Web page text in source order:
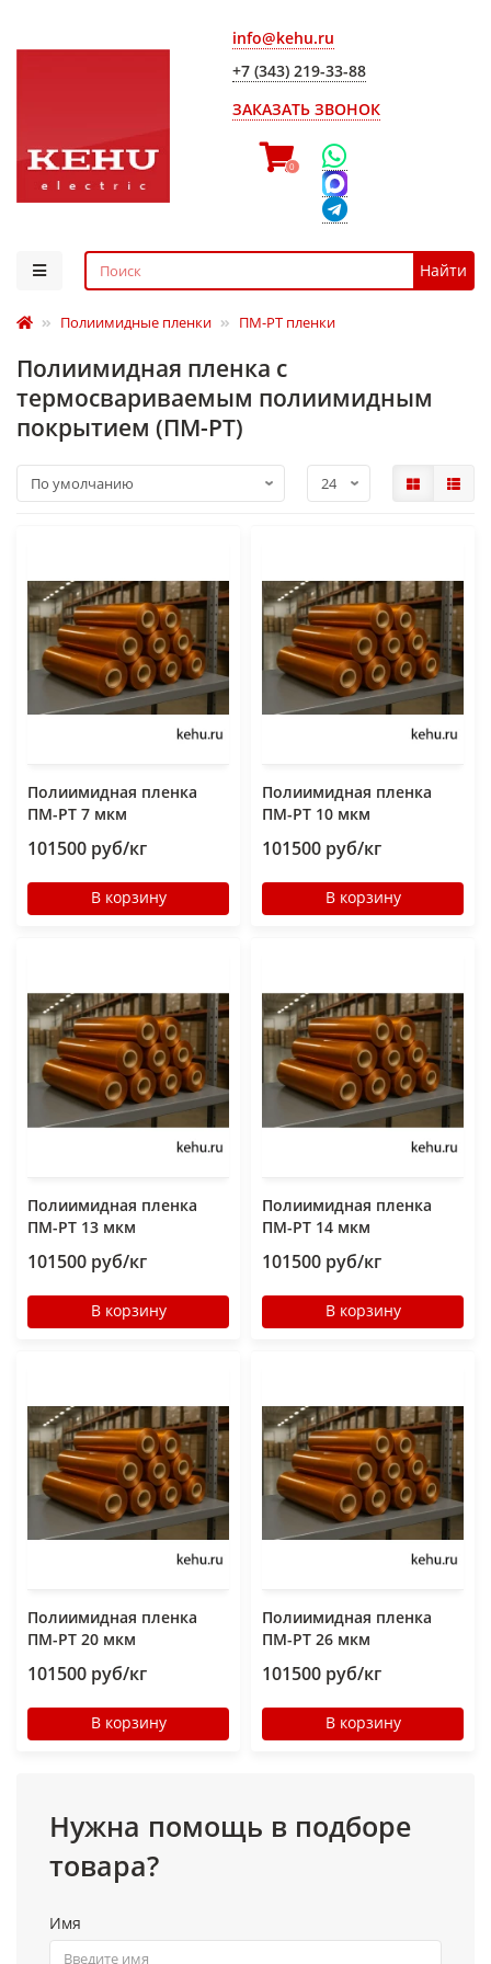
info@kehu.ru
+7 (343) 219-33-88
ЗАКАЗАТЬ ЗВОНОК
0
Найти
Полиимидные пленки ПМ-РТ пленки
Полиимидная пленка с
термосвариваемым полиимидным
покрытием (ПМ-РТ)
Полиимидная пленка
ПМ-РТ 7 мкм
101500 руб/кг
В корзину
Полиимидная пленка
ПМ-РТ 10 мкм
101500 руб/кг
В корзину
Полиимидная пленка
ПМ-РТ 13 мкм
101500 руб/кг
В корзину
Полиимидная пленка
ПМ-РТ 14 мкм
101500 руб/кг
В корзину
Полиимидная пленка
ПМ-РТ 20 мкм
101500 руб/кг
В корзину
Полиимидная пленка
ПМ-РТ 26 мкм
101500 руб/кг
В корзину
Нужна помощь в подборе
товара?
Имя